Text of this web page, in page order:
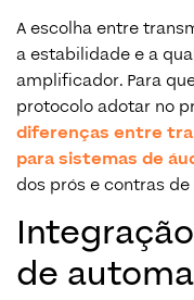
A escolha entre
a estabilidade e a
amplificador. Para
protocolo adotar no
diferenças entre
para sistemas de
dos prós e contras
de